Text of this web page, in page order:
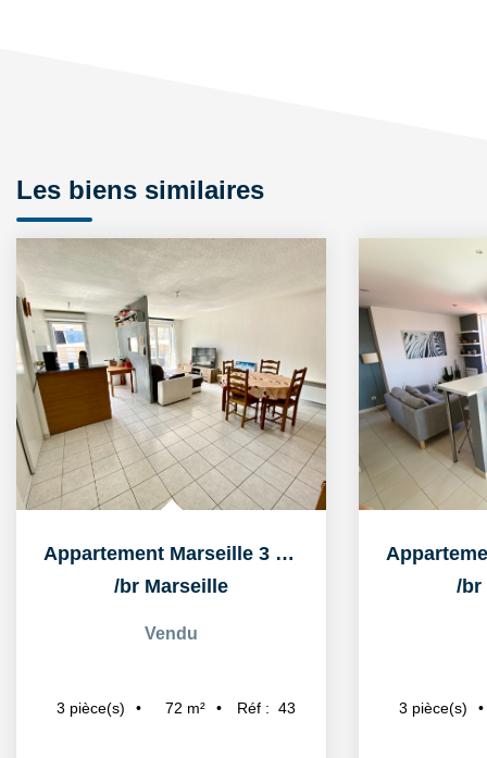
Les biens similaires
Appartement Marseille 3 pièce(s) proche Gare St Charles
/br Marseille
Vendu
3 pièce(s) 72 m² Réf : 43
/br
3 pièce(s)